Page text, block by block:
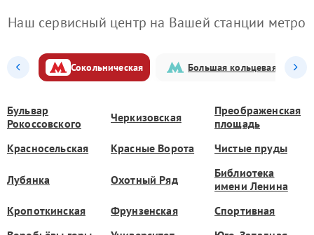
Наш сервисный центр на Вашей станции метро
Сокольническая Большая кольцевая
Бульвар
Рокоссовского
Черкизовская
Преображенская
площадь
Красносельская
Красные Ворота Чистые пруды
Лубянка Охотный Ряд
Библиотека
имени Ленина
Кропоткинская
Фрунзенская
Спортивная